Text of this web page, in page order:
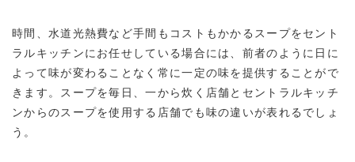
時間、水道光熱費など手間もコストもかかるスープをセント
ラルキッチンにお任せしている場合には、前者のように日に
よって味が変わることなく常に一定の味を提供することがで
きます。スープを毎日、一から炊く店舗とセントラルキッチ
ンからのスープを使用する店舗でも味の違いが表れるでしょ
う。